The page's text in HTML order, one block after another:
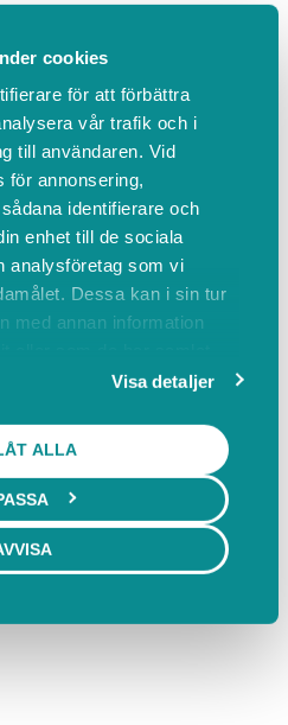
cookies
för att förbättra
vår trafik och i
till användaren. Vid
för annonsering,
identifierare och
enhet till de sociala
analysföretag som vi
Dessa kan i sin tur
med annan information
Visa detaljer
ALLA